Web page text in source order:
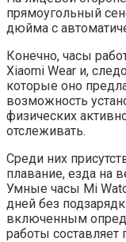
прямоугольный
дюйма с
Конечно, часы
Xiaomi Wear и,
которые оно
возможность
физических
отслеживать.
Среди них
плавание, езда на
Умные часы Mi
дней без
включенным
работы составляет